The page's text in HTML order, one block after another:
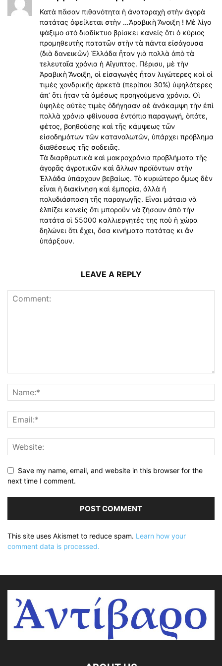
Κατὰ πᾶσαν πιθανότητα ἡ ἀναταραχὴ στὴν ἀγορὰ
πατάτας ὀφείλεται στὴν …Ἀραβικὴ Ἄνοιξη ! Μὲ λίγο
ψάξιμο στὸ διαδίκτυο βρίσκει κανείς ὅτι ὁ κύριος
προμηθευτὴς πατατῶν στὴν τὰ πάντα εἰσάγουσα
(διὰ δανεικῶν) Ἑλλάδα ἦταν γιὰ πολλὰ ἀπὸ τὰ
τελευταῖα χρόνια ἡ Αἴγυπτος. Πέρισυ, μὲ τὴν
Ἀραβικὴ Ἄνοιξη, οἱ είσαγωγὲς ἦταν λιγώτερες καὶ οἱ
τιμές χονδρικῆς ἀρκετὰ (περίπου 30%) ὑψηλότερες
ἀπ’ ὅτι ἦταν τὰ ἀμέσως προηγούμενα χρόνια. Οἱ
ὑψηλὲς αὐτὲς τιμὲς ὁδήγησαν σὲ ἀνάκαμψη τὴν ἐπὶ
πολλὰ χρόνια φθίνουσα ἐντόπιο παραγωγή, ὁπότε,
φέτος, βοηθούσης καὶ τῆς κάμψεως τῶν
εἰσοδημάτων τῶν καταναλωτῶν, ὑπάρχει πρόβλημα
διαθέσεως τῆς σοδειᾶς.
Τὰ διαρθρωτικὰ καὶ μακροχρόνια προβλήματα τῆς
ἀγορᾶς ἀγροτικῶν καὶ ἄλλων προϊόντων στὴν
Ἑλλάδα ὑπάρχουν βεβαίως. Τὸ κυριώτερο ὅμως δὲν
εἶναι ἡ διακίνηση καὶ ἐμπορία, ἀλλὰ ἠ
πολυδιάσπαση τῆς παραγωγῆς. Εἶναι μάταιο νὰ
ἐλπίζει κανεὶς ὅτι μποροῦν νὰ ζήσουν ἀπὸ τὴν
πατάτα οἱ 55000 καλλιεργητές της ποὺ ἡ χὼρα
δηλώνει ὅτι ἔχει, ὅσα κινήματα πατάτας κι ἅν
ὑπάρξουν.
LEAVE A REPLY
Save my name, email, and website in this browser for the
next time I comment.
This site uses Akismet to reduce spam. Learn how your
comment data is processed.